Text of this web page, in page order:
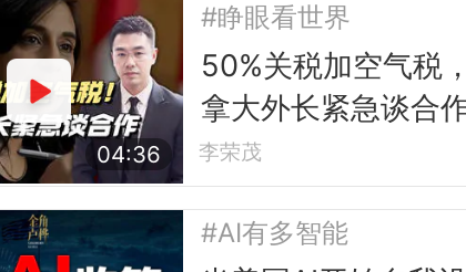
04:36
#睁眼看世界
50%关税加空气税
拿大外长紧急谈合
李荣茂
#AI有多智能